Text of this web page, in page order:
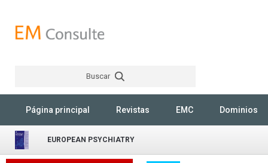
Buscar
Página principal Revistas EMC Dominios
EUROPEAN PSYCHIATRY